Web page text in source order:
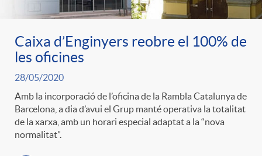
Caixa d’Enginyers reobre el 100% de
les oficines
28/05/2020
Amb la incorporació de l’oficina de la Rambla Catalunya de
Barcelona, a dia d’avui el Grup manté operativa la totalitat
de la xarxa, amb un horari especial adaptat a la “nova
normalitat”.